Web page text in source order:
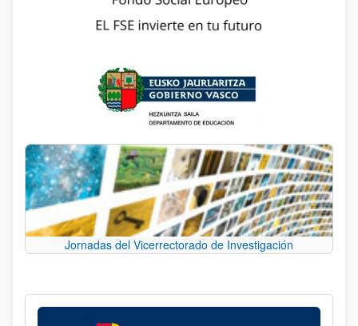
Jornadas del Vicerrectorado de Investigación